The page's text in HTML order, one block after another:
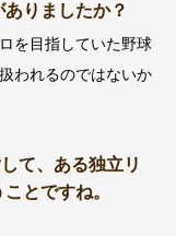
りましたか？
を目指していた野球
われるのではないか
て、ある独立リ
とですね。